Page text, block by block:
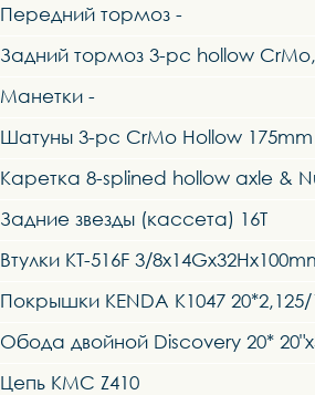
Передний тормоз -
Задний тормоз 3-pc hollow
Манетки -
Шатуны 3-pc CrMo Hollow 175mm
Каретка 8-splined hollow axle &
Задние звезды (кассета) 16Т
Втулки KT-516F 3/
Покрышки KENDA K1047 20*2,125/
Обода двойной Discovery 20*
Цепь KMC Z410